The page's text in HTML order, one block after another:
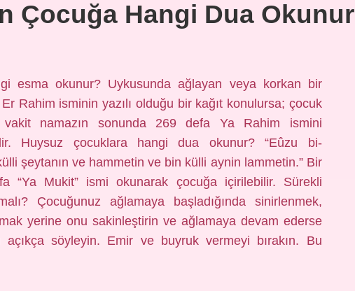
Çocuğa Hangi Dua Okunur
esma okunur? Uykusunda ağlayan veya korkan bir
Rahim isminin yazılı olduğu bir kağıt konulursa; çocuk
namazın sonunda 269 defa Ya Rahim ismini
Huysuz çocuklara hangi dua okunur? “Eûzu bi-
şeytanın ve hammetin ve bin külli aynin lammetin.” Bir
“Ya Mukit” ismi okunarak çocuğa içirilebilir. Sürekli
Çocuğunuz ağlamaya başladığında sinirlenmek,
yerine onu sakinleştirin ve ağlamaya devam ederse
açıkça söyleyin. Emir ve buyruk vermeyi bırakın. Bu